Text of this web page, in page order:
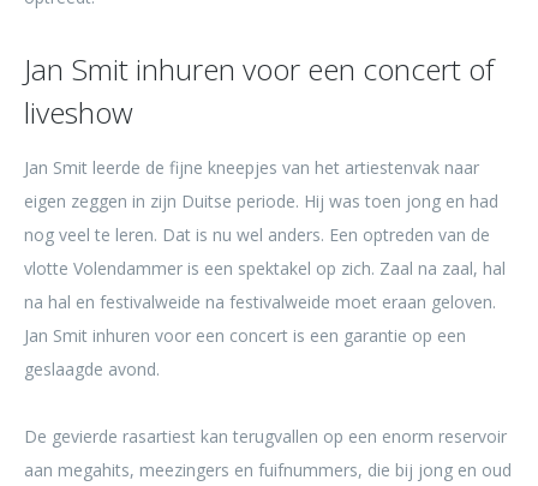
Jan Smit inhuren voor een concert of
liveshow
Jan Smit leerde de fijne kneepjes van het artiestenvak naar
eigen zeggen in zijn Duitse periode. Hij was toen jong en had
nog veel te leren. Dat is nu wel anders. Een optreden van de
vlotte Volendammer is een spektakel op zich. Zaal na zaal, hal
na hal en festivalweide na festivalweide moet eraan geloven.
Jan Smit inhuren voor een concert is een garantie op een
geslaagde avond.
De gevierde rasartiest kan terugvallen op een enorm reservoir
aan megahits, meezingers en fuifnummers, die bij jong en oud